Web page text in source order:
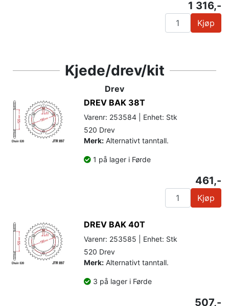
1 316,-
Kjøp
Kjede/drev/kit
Drev
DREV BAK 38T
Varenr: 253584 | Enhet: Stk
520 Drev
Merk: Alternativt tanntall.
1 på lager i Førde
461,-
Kjøp
DREV BAK 40T
Varenr: 253585 | Enhet: Stk
520 Drev
Merk: Alternativt tanntall.
3 på lager i Førde
507,-